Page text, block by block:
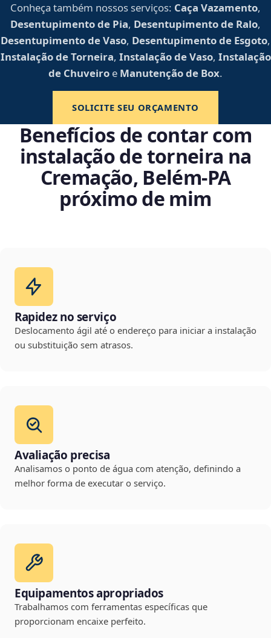
Conheça também nossos serviços: Caça Vazamento,
Desentupimento de Pia, Desentupimento de Ralo,
Desentupimento de Vaso, Desentupimento de Esgoto,
Instalação de Torneira, Instalação de Vaso, Instalação
de Chuveiro e Manutenção de Box.
SOLICITE SEU ORÇAMENTO
Benefícios de contar com
instalação de torneira na
Cremação, Belém‑PA
próximo de mim
Rapidez no serviço
Deslocamento ágil até o endereço para iniciar a instalação
ou substituição sem atrasos.
Avaliação precisa
Analisamos o ponto de água com atenção, definindo a
melhor forma de executar o serviço.
Equipamentos apropriados
Trabalhamos com ferramentas específicas que
proporcionam encaixe perfeito.